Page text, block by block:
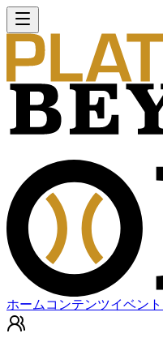
ホーム コンテンツイベント